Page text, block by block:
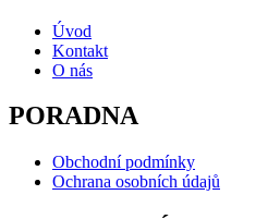
Úvod
Kontakt
O nás
PORADNA
Obchodní podmínky
Ochrana osobních údajů